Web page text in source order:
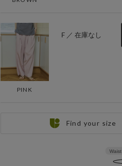
PINK
F ／ 在庫なし
Find your size
Waist